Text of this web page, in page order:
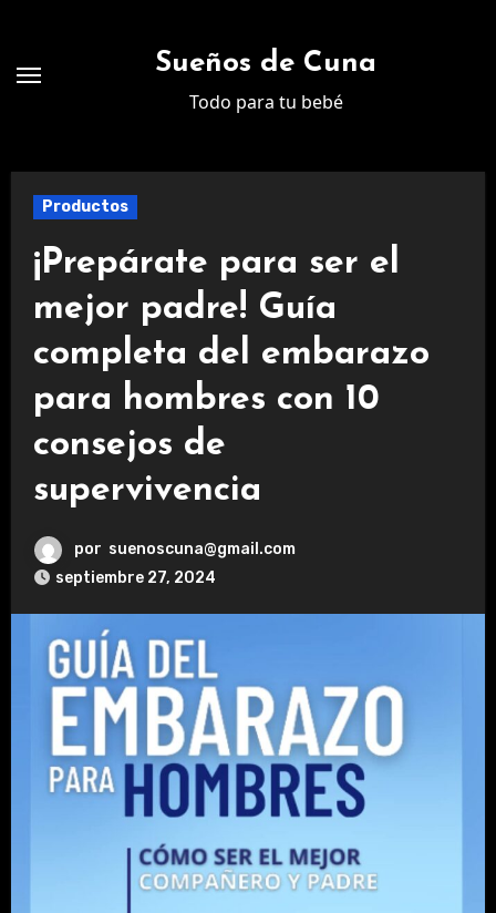
contenido
Sueños de Cuna
Todo para tu bebé
Productos
¡Prepárate para ser el
mejor padre! Guía
completa del embarazo
para hombres con 10
consejos de
supervivencia
por suenoscuna@gmail.com
septiembre 27, 2024